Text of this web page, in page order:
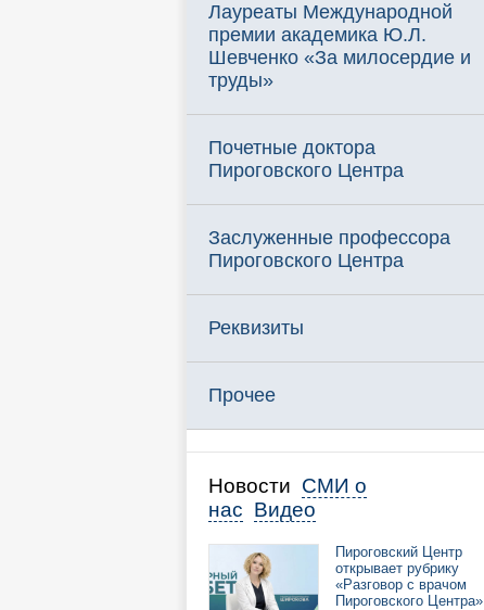
Лауреаты Международной
премии академика Ю.Л.
Шевченко «За милосердие и
труды»
Почетные доктора
Пироговского Центра
Заслуженные профессора
Пироговского Центра
Реквизиты
Прочее
Новости СМИ о
нас Видео
Пироговский Центр
открывает рубрику
«Разговор с врачом
Пироговского Центра»